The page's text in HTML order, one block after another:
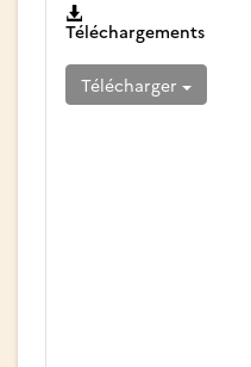
Téléchargements
Télécharger